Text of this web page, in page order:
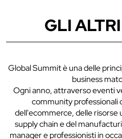
GLI
Global Summit è una delle
business
Ogni anno, attraverso eventi
community professionali
dell'ecommerce, delle risorse
supply chain e del
manager e professionisti in